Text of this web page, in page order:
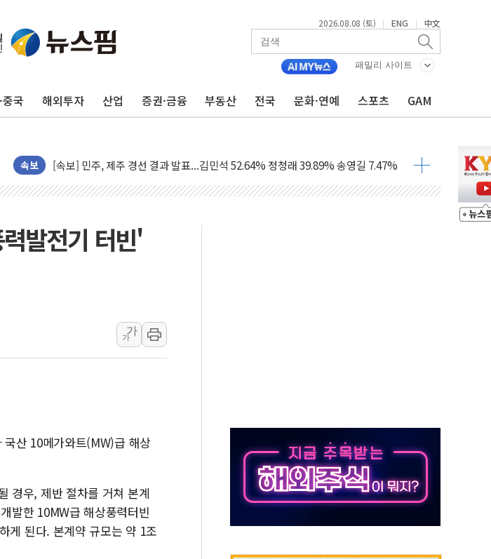
2026.08.08 (토) | ENG | 中文
패밀리 사이트
중국 해외투자 산업 증권·금융 부동산 전국 문화·연예 스포츠 GAM
속보
[속보] 민주, 제주·인천 경선 결과 발표...김민석 47.75% 정청래 42.08%
[속보] 민주, 제주 경선 결과 발표...김민석 52.64% 정청래 39.89% 송영길 7.47%
美, 이란전 출구전략 만지작…공습 한계·탄약 부족 현실화
폐기물 수거하다 참변…60대 환경미화원 수거차에 치여 사망
추미애, '위안부' 피해자 기림의 날 참석..."국제적 시민 연대로 목소리 내야"
인천 선재도 갯벌서 해루질 중 실종 60대 나흘만에 숨진 채 발견
동해중부 전 해상 풍랑주의보…10일까지 최대 3.5m 높은 물결
연일 폭염에 온열질환 사망 23명…정부, 비상대응기구 가동
中 전방위 아파트 부양, 수도 베이징도 부동산 규제 철폐
인제 용대리 계곡서 수위 상승으로 피서객 7명 고립…전원 구조
동해시, 11~14일 '별똥별 멍' 운영…페르세우스 유성우 관측
발전기 터빈'
가
가
산 10메가와트(MW)급 해상
경우, 제반 절차를 거쳐 본계
발한 10MW급 해상풍력터빈
게 된다. 본계약 규모는 약 1조